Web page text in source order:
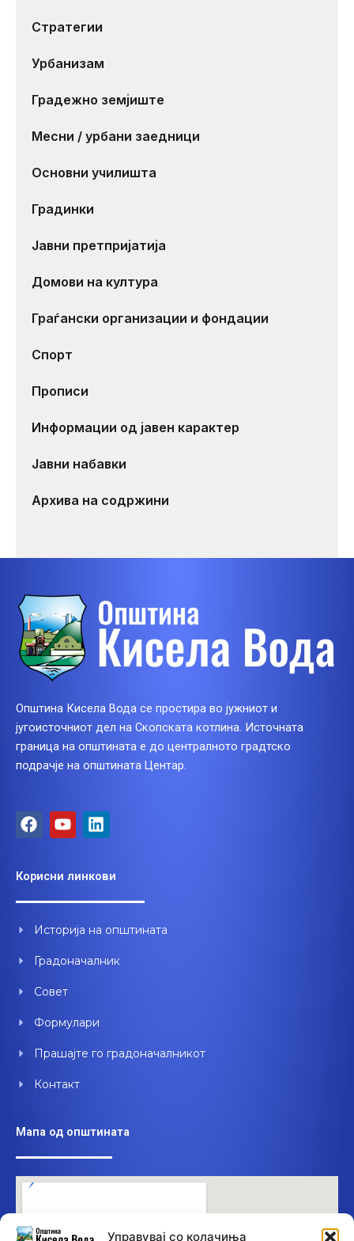
Управувај со колачиња
Стратегии
Урбанизам
Градежно земјиште
Месни / урбани заедници
Основни училишта
Градинки
Јавни претпријатија
Домови на култура
Граѓански организации и фондации
Спорт
Прописи
Информации од јавен карактер
Јавни набавки
Архива на содржини
Општина Кисела Вода се простира во јужниот и
југоисточниот дел на Скопската котлина. Источната
граница на општината е до централното градтско
подрачје на општината Центар.
F
a
b
o
k
Y
o
u
b
L
i
e
d
n
Корисни линкови
Историја на општината
Градоначалник
Совет
Формулари
Прашајте го градоначалникот
Контакт
Мапа од општината